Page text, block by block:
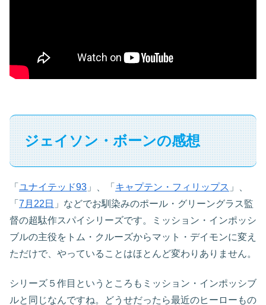
ジェイソン・ボーンの感想
「 ユナイテッド93 」、「 キャプテン・フィリップス 」、
「 7月22日 」などでお馴染みのポール・グリーングラス監
督の超駄作スパイシリーズです。ミッション・インポッシ
ブルの主役をトム・クルーズからマット・デイモンに変え
ただけで、やっていることはほとんど変わりありません。
シリーズ５作目というところもミッション・インポッシブ
ルと同じなんですね。どうせだったら最近のヒーローもの